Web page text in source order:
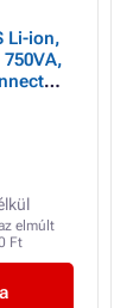
Li-ion,
cm
elmúlt
Ft